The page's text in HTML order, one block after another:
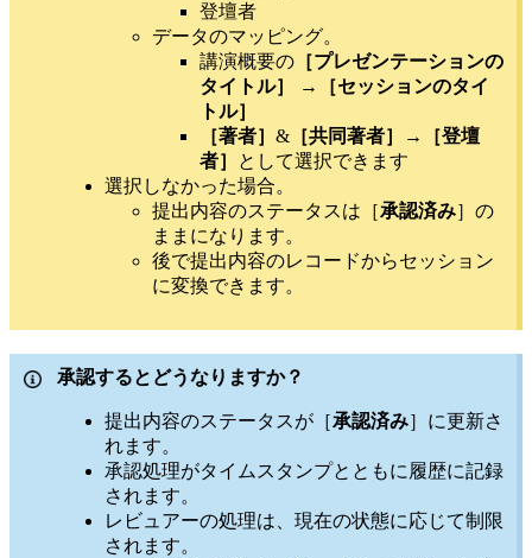
登壇者
データのマッピング。
講演概要の ［プレゼンテーションの
タイトル］
→［セッションのタイ
トル］
［著者］ & ［共同著者］ →
［登壇
者］
として選択できます
選択しなかった場合。
提出内容のステータスは［承認済み］の
ままになります。
後で提出内容のレコードからセッション
に変換できます。
承認するとどうなりますか？
提出内容のステータスが［承認済み］に更新さ
れます。
承認処理がタイムスタンプとともに履歴に記録
されます。
レビュアーの処理は、現在の状態に応じて制限
されます。